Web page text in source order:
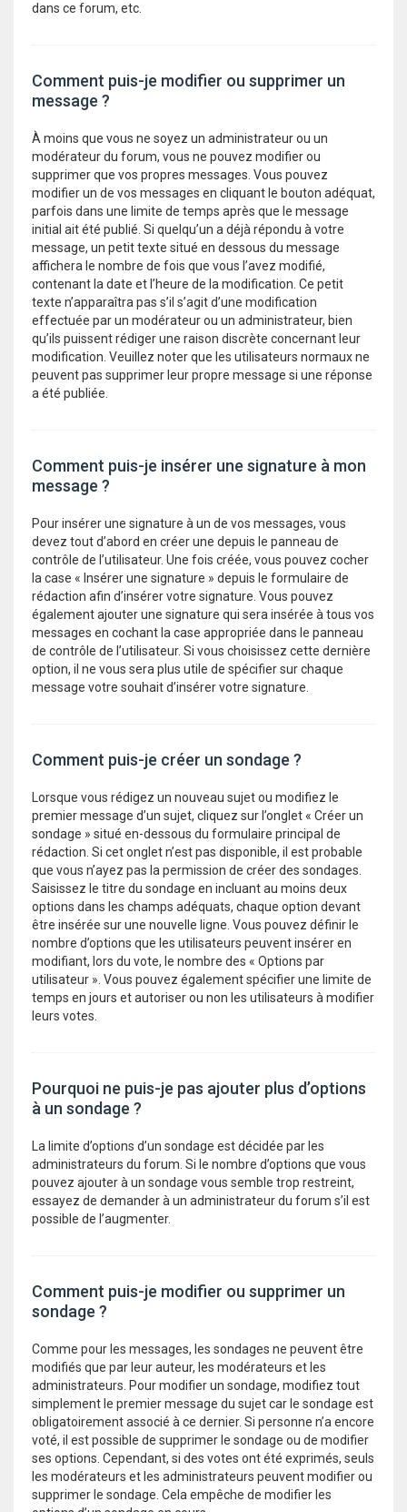
dans ce forum, etc.
Comment puis-je modifier ou supprimer un
message ?
À moins que vous ne soyez un administrateur ou un
modérateur du forum, vous ne pouvez modifier ou
supprimer que vos propres messages. Vous pouvez
modifier un de vos messages en cliquant le bouton adéquat,
parfois dans une limite de temps après que le message
initial ait été publié. Si quelqu’un a déjà répondu à votre
message, un petit texte situé en dessous du message
affichera le nombre de fois que vous l’avez modifié,
contenant la date et l’heure de la modification. Ce petit
texte n’apparaîtra pas s’il s’agit d’une modification
effectuée par un modérateur ou un administrateur, bien
qu’ils puissent rédiger une raison discrète concernant leur
modification. Veuillez noter que les utilisateurs normaux ne
peuvent pas supprimer leur propre message si une réponse
a été publiée.
Comment puis-je insérer une signature à mon
message ?
Pour insérer une signature à un de vos messages, vous
devez tout d’abord en créer une depuis le panneau de
contrôle de l’utilisateur. Une fois créée, vous pouvez cocher
la case « Insérer une signature » depuis le formulaire de
rédaction afin d’insérer votre signature. Vous pouvez
également ajouter une signature qui sera insérée à tous vos
messages en cochant la case appropriée dans le panneau
de contrôle de l’utilisateur. Si vous choisissez cette dernière
option, il ne vous sera plus utile de spécifier sur chaque
message votre souhait d’insérer votre signature.
Comment puis-je créer un sondage ?
Lorsque vous rédigez un nouveau sujet ou modifiez le
premier message d’un sujet, cliquez sur l’onglet « Créer un
sondage » situé en-dessous du formulaire principal de
rédaction. Si cet onglet n’est pas disponible, il est probable
que vous n’ayez pas la permission de créer des sondages.
Saisissez le titre du sondage en incluant au moins deux
options dans les champs adéquats, chaque option devant
être insérée sur une nouvelle ligne. Vous pouvez définir le
nombre d’options que les utilisateurs peuvent insérer en
modifiant, lors du vote, le nombre des « Options par
utilisateur ». Vous pouvez également spécifier une limite de
temps en jours et autoriser ou non les utilisateurs à modifier
leurs votes.
Pourquoi ne puis-je pas ajouter plus d’options
à un sondage ?
La limite d’options d’un sondage est décidée par les
administrateurs du forum. Si le nombre d’options que vous
pouvez ajouter à un sondage vous semble trop restreint,
essayez de demander à un administrateur du forum s’il est
possible de l’augmenter.
Comment puis-je modifier ou supprimer un
sondage ?
Comme pour les messages, les sondages ne peuvent être
modifiés que par leur auteur, les modérateurs et les
administrateurs. Pour modifier un sondage, modifiez tout
simplement le premier message du sujet car le sondage est
obligatoirement associé à ce dernier. Si personne n’a encore
voté, il est possible de supprimer le sondage ou de modifier
ses options. Cependant, si des votes ont été exprimés, seuls
les modérateurs et les administrateurs peuvent modifier ou
supprimer le sondage. Cela empêche de modifier les